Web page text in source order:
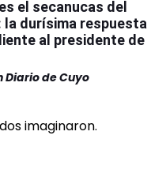
el secanucas del
la durísima respuesta
al presidente de
Diario de Cuyo
imaginaron.